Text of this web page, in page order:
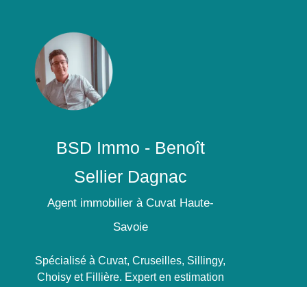
BSD Immo - Benoît
Sellier Dagnac
Agent immobilier à Cuvat Haute-
Savoie
Spécialisé à Cuvat, Cruseilles, Sillingy,
Choisy et Fillière. Expert en estimation